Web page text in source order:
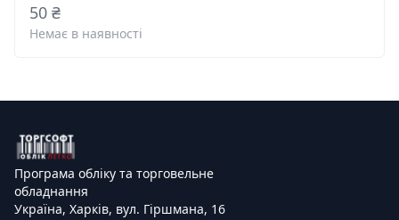
50 ₴
Немає в наявності
Програма обліку та торговельне
обладнання
Україна, Харків, вул. Гіршмана, 16